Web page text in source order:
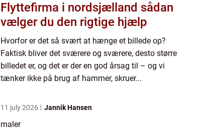
Flyttefirma i nordsjælland sådan
vælger du den rigtige hjælp
Hvorfor er det så svært at hænge et billede op?
Faktisk bliver det sværere og sværere, desto større
billedet er, og det er der en god årsag til – og vi
tænker ikke på brug af hammer, skruer...
11 july 2026 Jannik Hansen
maler